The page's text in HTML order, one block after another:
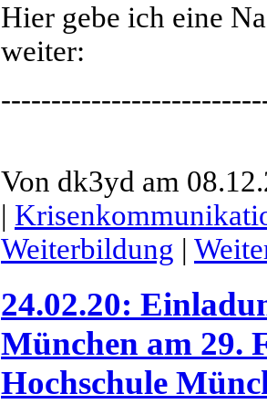
Hier gebe ich eine
weiter:
Von dk3yd am
|
Weiterbildung |
24.02.20:
München am 29.
Hochschule